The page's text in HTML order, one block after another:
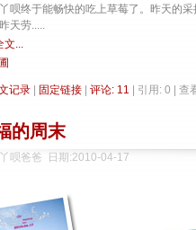
呗终于能畅快的吃上草莓了。昨天的
天劳.....
文...
记录| 固定链接| 评论: 11 | 引用: 0 | 查
的周末
呗爸爸 日期:2010-04-17